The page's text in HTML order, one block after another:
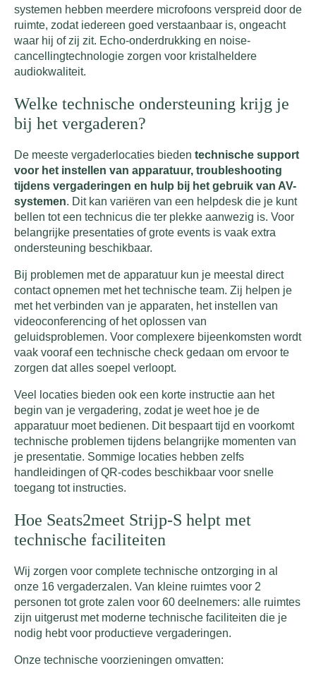
systemen hebben meerdere microfoons verspreid door de
ruimte, zodat iedereen goed verstaanbaar is, ongeacht
waar hij of zij zit. Echo-onderdrukking en noise-
cancellingtechnologie zorgen voor kristalheldere
audiokwaliteit.
Welke technische ondersteuning krijg je
bij het vergaderen?
De meeste vergaderlocaties bieden technische support
voor het instellen van apparatuur, troubleshooting
tijdens vergaderingen en hulp bij het gebruik van AV-
systemen. Dit kan variëren van een helpdesk die je kunt
bellen tot een technicus die ter plekke aanwezig is. Voor
belangrijke presentaties of grote events is vaak extra
ondersteuning beschikbaar.
Bij problemen met de apparatuur kun je meestal direct
contact opnemen met het technische team. Zij helpen je
met het verbinden van je apparaten, het instellen van
videoconferencing of het oplossen van
geluidsproblemen. Voor complexere bijeenkomsten wordt
vaak vooraf een technische check gedaan om ervoor te
zorgen dat alles soepel verloopt.
Veel locaties bieden ook een korte instructie aan het
begin van je vergadering, zodat je weet hoe je de
apparatuur moet bedienen. Dit bespaart tijd en voorkomt
technische problemen tijdens belangrijke momenten van
je presentatie. Sommige locaties hebben zelfs
handleidingen of QR-codes beschikbaar voor snelle
toegang tot instructies.
Hoe Seats2meet Strijp-S helpt met
technische faciliteiten
Wij zorgen voor complete technische ontzorging in al
onze 16 vergaderzalen. Van kleine ruimtes voor 2
personen tot grote zalen voor 60 deelnemers: alle ruimtes
zijn uitgerust met moderne technische faciliteiten die je
nodig hebt voor productieve vergaderingen.
Onze technische voorzieningen omvatten: